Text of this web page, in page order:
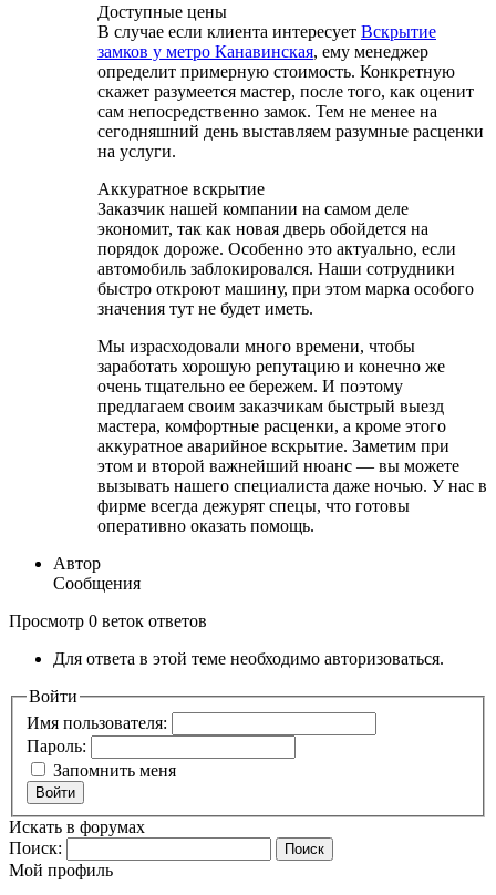
Доступные цены
В случае если клиента интересует Вскрытие
замков у метро Канавинская, ему менеджер
определит примерную стоимость. Конкретную
скажет разумеется мастер, после того, как оценит
сам непосредственно замок. Тем не менее на
сегодняшний день выставляем разумные расценки
на услуги.
Аккуратное вскрытие
Заказчик нашей компании на самом деле
экономит, так как новая дверь обойдется на
порядок дороже. Особенно это актуально, если
автомобиль заблокировался. Наши сотрудники
быстро откроют машину, при этом марка особого
значения тут не будет иметь.
Мы израсходовали много времени, чтобы
заработать хорошую репутацию и конечно же
очень тщательно ее бережем. И поэтому
предлагаем своим заказчикам быстрый выезд
мастера, комфортные расценки, а кроме этого
аккуратное аварийное вскрытие. Заметим при
этом и второй важнейший нюанс — вы можете
вызывать нашего специалиста даже ночью. У нас в
фирме всегда дежурят спецы, что готовы
оперативно оказать помощь.
Автор
Сообщения
Просмотр 0 веток ответов
Для ответа в этой теме необходимо авторизоваться.
Войти
Имя пользователя:
Пароль:
Запомнить меня
Войти
Искать в форумах
Поиск:
Мой профиль